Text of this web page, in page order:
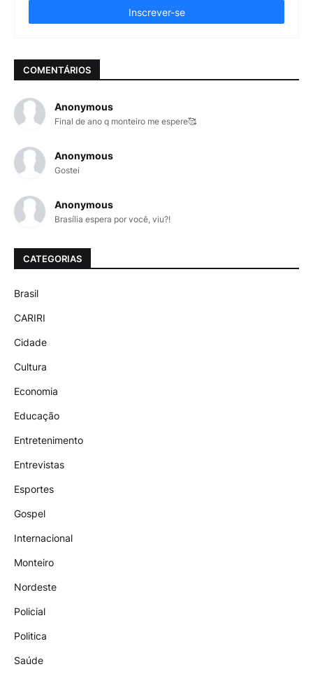
COMENTÁRIOS
Anonymous
Final de ano q monteiro me espere🥰
Anonymous
Gostei
Anonymous
Brasília espera por você, viu?!
CATEGORIAS
Brasil
CARIRI
Cidade
Cultura
Economia
Educação
Entretenimento
Entrevistas
Esportes
Gospel
Internacional
Monteiro
Nordeste
Policial
Politica
Saúde